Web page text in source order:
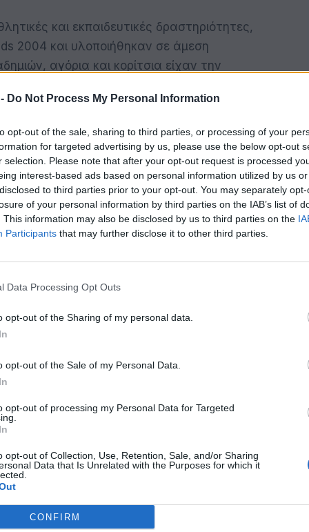
Do Not Process My Personal Information
opt-out of the sale, sharing to third parties, or processing of your
for targeted advertising by us, please use the below opt-out
selection. Please note that after your opt-out request is processed
interest-based ads based on personal information utilized by us
to third parties prior to your opt-out. You may separately
of your personal information by third parties on the IAB’s list of
This information may also be disclosed by us to third parties on the
Participants that may further disclose it to other third parties.
Data Processing Opt Outs
opt-out of the Sharing of my personal data.
opt-out of the Sale of my Personal Data.
opt-out of processing my Personal Data for Targeted
opt-out of Collection, Use, Retention, Sale, and/or Sharing
Data that Is Unrelated with the Purposes for which it
CONFIRM
και εκπαιδευτικές δραστηριότητες,
2004 και υλοποιήθηκαν σε άμεση
αγόρια και κορίτσια είχαν την
και να μάθουν την ιστορία της
και πολλές εκπαιδευτικές
την ευκαιρία να αποκτήσουν πολύτιμες
του αθλητισμού.
, συνεχίζει να στηρίζει
κοντά τους, στη διαμόρφωση των
ΤοLEGENDS 2004 YOUTH CUP Attica
για την εταιρεία να στηρίξει τα παιδιά
και να τους δώσει την ευκαιρία
στην κοινωνία συνδυάζοντας αρμονικά
πρόκειται για τους εργαζόμενούς του
αντιλαμβάνεται ως βασικό μέρος της